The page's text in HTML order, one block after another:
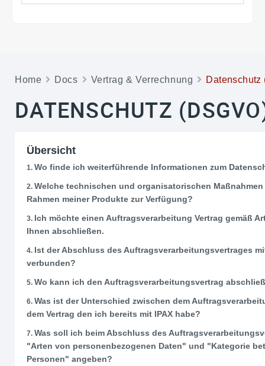
Home Docs Vertrag & Verrechnung Datenschutz
DATENSCHUTZ
Übersicht
Wo finde ich weiterführende Informationen zum
Welche technischen und organisatorischen Maßnahmen
Rahmen meiner Produkte zur Verfügung?
Ich möchte einen Auftragsverarbeitung Vertrag gemäß
Ihnen abschließen.
Ist der Abschluss des Auftragsverarbeitungsvertrages
verbunden?
Wo kann ich den Auftragsverarbeitungsvertrag
Was ist der Unterschied zwischen dem
dem Vertrag den ich bereits mit IPAX habe?
Was soll ich beim Abschluss des
"Arten von personenbezogenen Daten" und "Kategorie
Personen" angeben?